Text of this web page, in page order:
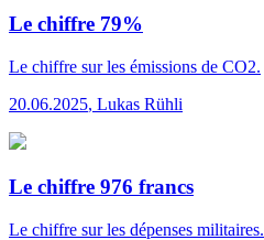
Le chiffre 79%
Le chiffre sur les émissions de CO2.
20.06.2025, Lukas Rühli
Le chiffre 976 francs
Le chiffre sur les dépenses militaires.